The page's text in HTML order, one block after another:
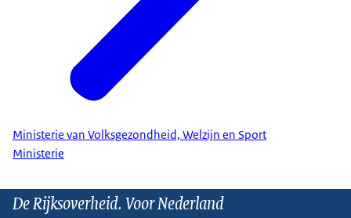
Ministerie van Volksgezondheid, Welzijn en Sport
Ministerie
De Rijksoverheid. Voor Nederland